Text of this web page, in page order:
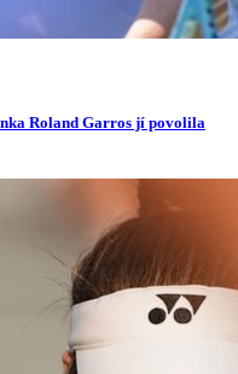
Roland Garros jí povolila